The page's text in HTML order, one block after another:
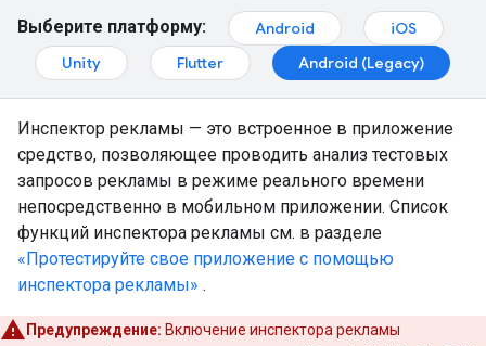
Выберите платформу: Android
iOS
Unity
Flutter Android (Legacy)
Инспектор рекламы — это встроенное в приложение
средство, позволяющее проводить анализ тестовых
запросов рекламы в режиме реального времени
непосредственно в мобильном приложении. Список
функций инспектора рекламы см. в разделе
«Протестируйте свое приложение с помощью
инспектора рекламы» .
Предупреждение: Включение инспектора рекламы